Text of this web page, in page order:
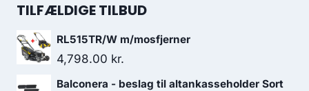
TILFÆLDIGE TILBUD
RL515TR/W m/mosfjerner
4,798.00 kr.
Balconera - beslag til altankasseholder Sort